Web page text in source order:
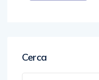
Cerca